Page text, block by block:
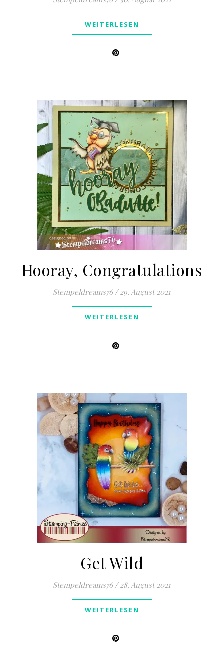
WEITERLESEN
Hooray, Congratulations
Stempeldreams76 / 29. August 2021
WEITERLESEN
Get Wild
Stempeldreams76 / 28. August 2021
WEITERLESEN